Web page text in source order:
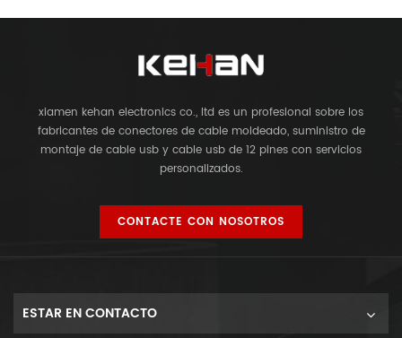
xiamen kehan electronics co., ltd es un profesional sobre los
fabricantes de conectores de cable moldeado, suministro de
montaje de cable usb y cable usb de 12 pines con servicios
personalizados.
CONTACTE CON NOSOTROS
ESTAR EN CONTACTO